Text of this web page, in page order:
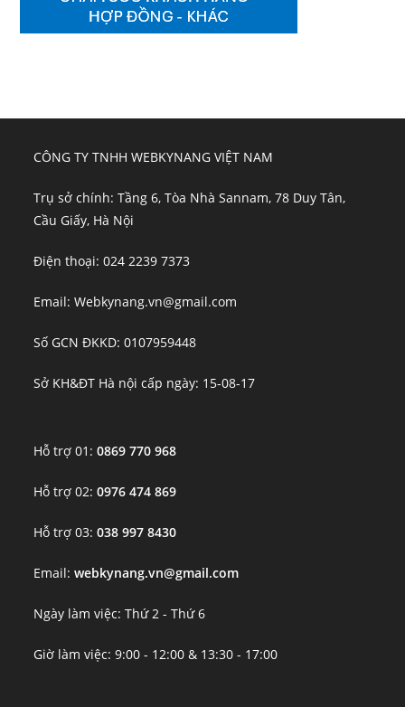
CÔNG TY TNHH WEBKYNANG VIỆT NAM
Trụ sở chính: Tầng 6, Tòa Nhà Sannam, 78 Duy Tân,
Cầu Giấy, Hà Nội
Điện thoại: 024 2239 7373
Email: Webkynang.vn@gmail.com
Số GCN ĐKKD: 0107959448
Sở KH&ĐT Hà nội cấp ngày: 15-08-17
Hỗ trợ 01:0869 770 968
Hỗ trợ 02:0976 474 869
Hỗ trợ 03:038 997 8430
Email:webkynang.vn@gmail.com
Ngày làm việc: Thứ 2 - Thứ 6
Giờ làm việc: 9:00 - 12:00 & 13:30 - 17:00